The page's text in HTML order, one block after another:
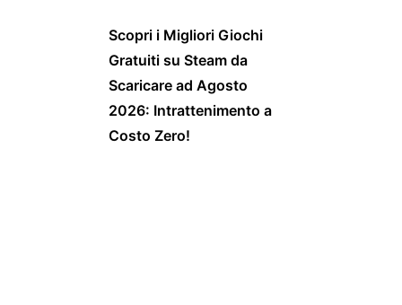
Scopri i Migliori Giochi
Gratuiti su Steam da
Scaricare ad Agosto
2026: Intrattenimento a
Costo Zero!